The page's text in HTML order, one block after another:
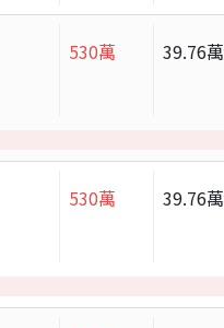
530萬 39.76萬
530萬 39.76萬